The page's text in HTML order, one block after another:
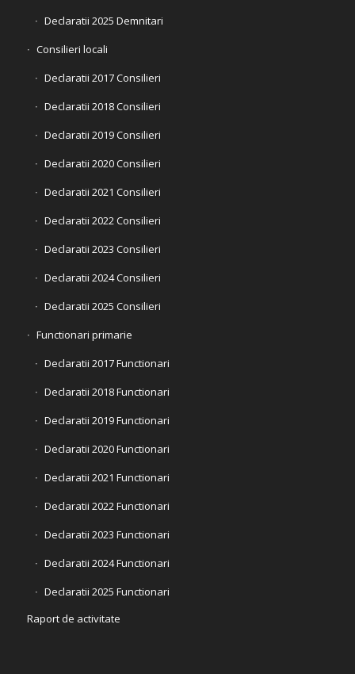
Declaratii 2025 Demnitari
Consilieri locali
Declaratii 2017 Consilieri
Declaratii 2018 Consilieri
Declaratii 2019 Consilieri
Declaratii 2020 Consilieri
Declaratii 2021 Consilieri
Declaratii 2022 Consilieri
Declaratii 2023 Consilieri
Declaratii 2024 Consilieri
Declaratii 2025 Consilieri
Functionari primarie
Declaratii 2017 Functionari
Declaratii 2018 Functionari
Declaratii 2019 Functionari
Declaratii 2020 Functionari
Declaratii 2021 Functionari
Declaratii 2022 Functionari
Declaratii 2023 Functionari
Declaratii 2024 Functionari
Declaratii 2025 Functionari
Raport de activitate